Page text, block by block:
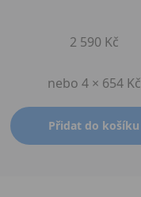
2 590 Kč
nebo 4 × 654 Kč
Přidat do košíku